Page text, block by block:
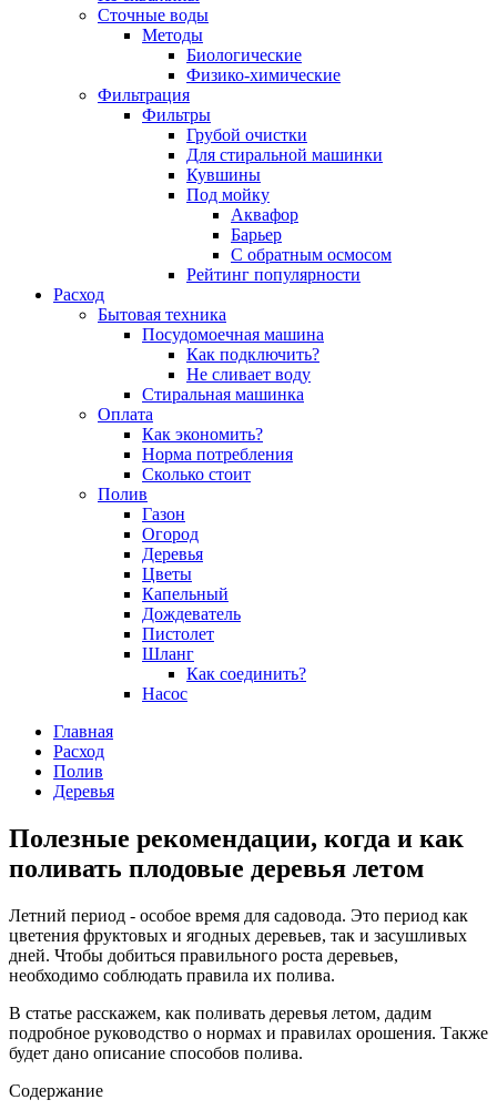
Сточные воды
Методы
Биологические
Физико-химические
Фильтрация
Фильтры
Грубой очистки
Для стиральной машинки
Кувшины
Под мойку
Аквафор
Барьер
С обратным осмосом
Рейтинг популярности
Расход
Бытовая техника
Посудомоечная машина
Как подключить?
Не сливает воду
Стиральная машинка
Оплата
Как экономить?
Норма потребления
Сколько стоит
Полив
Газон
Огород
Деревья
Цветы
Капельный
Дождеватель
Пистолет
Шланг
Как соединить?
Насос
Главная
Расход
Полив
Деревья
Полезные рекомендации, когда и как
поливать плодовые деревья летом
Летний период - особое время для садовода. Это период как
цветения фруктовых и ягодных деревьев, так и засушливых
дней. Чтобы добиться правильного роста деревьев,
необходимо соблюдать правила их полива.
В статье расскажем, как поливать деревья летом, дадим
подробное руководство о нормах и правилах орошения. Также
будет дано описание способов полива.
Содержание